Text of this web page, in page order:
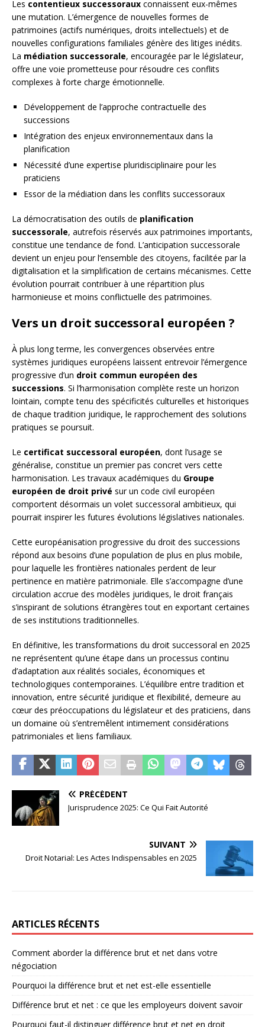
Les contentieux successoraux connaissent eux-mêmes
une mutation. L’émergence de nouvelles formes de
patrimoines (actifs numériques, droits intellectuels) et de
nouvelles configurations familiales génère des litiges inédits.
La médiation successorale, encouragée par le législateur,
offre une voie prometteuse pour résoudre ces conflits
complexes à forte charge émotionnelle.
Développement de l’approche contractuelle des
successions
Intégration des enjeux environnementaux dans la
planification
Nécessité d’une expertise pluridisciplinaire pour les
praticiens
Essor de la médiation dans les conflits successoraux
La démocratisation des outils de planification
successorale, autrefois réservés aux patrimoines importants,
constitue une tendance de fond. L’anticipation successorale
devient un enjeu pour l’ensemble des citoyens, facilitée par la
digitalisation et la simplification de certains mécanismes. Cette
évolution pourrait contribuer à une répartition plus
harmonieuse et moins conflictuelle des patrimoines.
Vers un droit successoral européen ?
À plus long terme, les convergences observées entre
systèmes juridiques européens laissent entrevoir l’émergence
progressive d’un droit commun européen des
successions. Si l’harmonisation complète reste un horizon
lointain, compte tenu des spécificités culturelles et historiques
de chaque tradition juridique, le rapprochement des solutions
pratiques se poursuit.
Le certificat successoral européen, dont l’usage se
généralise, constitue un premier pas concret vers cette
harmonisation. Les travaux académiques du Groupe
européen de droit privé sur un code civil européen
comportent désormais un volet successoral ambitieux, qui
pourrait inspirer les futures évolutions législatives nationales.
Cette européanisation progressive du droit des successions
répond aux besoins d’une population de plus en plus mobile,
pour laquelle les frontières nationales perdent de leur
pertinence en matière patrimoniale. Elle s’accompagne d’une
circulation accrue des modèles juridiques, le droit français
s’inspirant de solutions étrangères tout en exportant certaines
de ses institutions traditionnelles.
En définitive, les transformations du droit successoral en 2025
ne représentent qu’une étape dans un processus continu
d’adaptation aux réalités sociales, économiques et
technologiques contemporaines. L’équilibre entre tradition et
innovation, entre sécurité juridique et flexibilité, demeure au
cœur des préoccupations du législateur et des praticiens, dans
un domaine où s’entremêlent intimement considérations
patrimoniales et liens familiaux.
PRÉCÉDENT
Jurisprudence 2025: Ce Qui Fait Autorité
SUIVANT
Droit Notarial: Les Actes Indispensables en 2025
ARTICLES RÉCENTS
Comment aborder la différence brut et net dans votre
négociation
Pourquoi la différence brut et net est-elle essentielle
Différence brut et net : ce que les employeurs doivent savoir
Pourquoi faut-il distinguer différence brut et net en droit